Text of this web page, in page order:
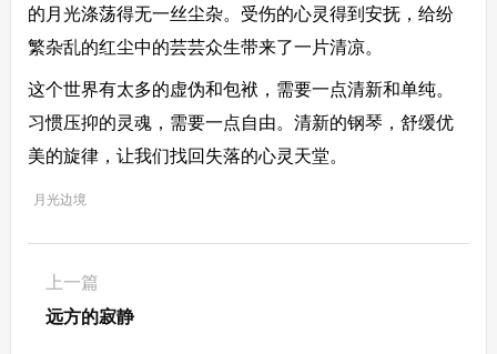
的月光涤荡得无一丝尘杂。受伤的心灵得到安抚，给纷
繁杂乱的红尘中的芸芸众生带来了一片清凉。
这个世界有太多的虚伪和包袱，需要一点清新和单纯。
习惯压抑的灵魂，需要一点自由。清新的钢琴，舒缓优
美的旋律，让我们找回失落的心灵天堂。
月光边境
上一篇
远方的寂静